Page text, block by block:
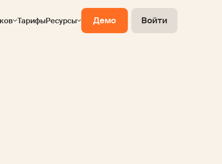
ТарифыРесурсы Демо Войти